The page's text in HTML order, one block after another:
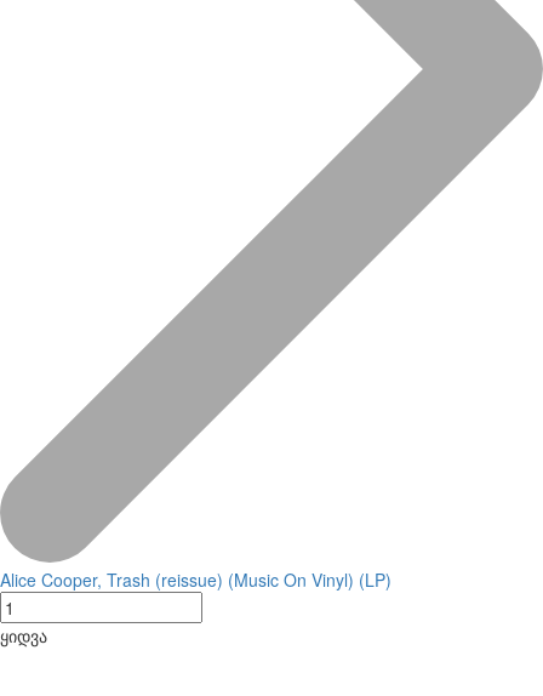
Alice Cooper, Trash (reissue) (Music On Vinyl) (LP)
ყიდვა